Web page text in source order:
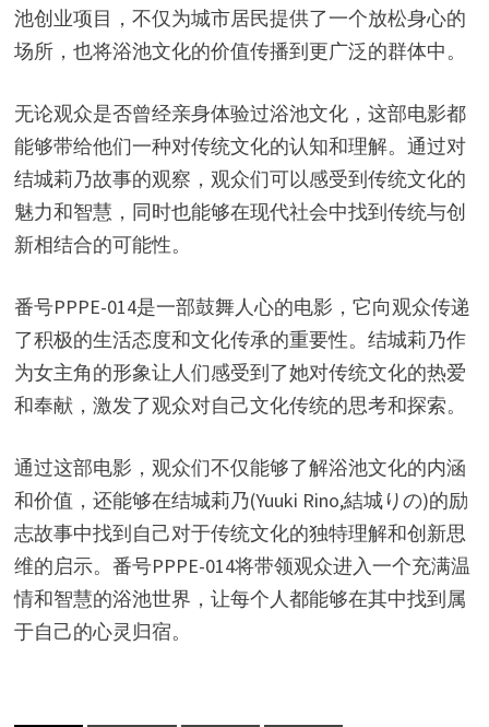
池创业项目，不仅为城市居民提供了一个放松身心的
场所，也将浴池文化的价值传播到更广泛的群体中。
无论观众是否曾经亲身体验过浴池文化，这部电影都
能够带给他们一种对传统文化的认知和理解。通过对
结城莉乃故事的观察，观众们可以感受到传统文化的
魅力和智慧，同时也能够在现代社会中找到传统与创
新相结合的可能性。
番号PPPE-014是一部鼓舞人心的电影，它向观众传递
了积极的生活态度和文化传承的重要性。结城莉乃作
为女主角的形象让人们感受到了她对传统文化的热爱
和奉献，激发了观众对自己文化传统的思考和探索。
通过这部电影，观众们不仅能够了解浴池文化的内涵
和价值，还能够在结城莉乃(Yuuki Rino,結城りの)的励
志故事中找到自己对于传统文化的独特理解和创新思
维的启示。番号PPPE-014将带领观众进入一个充满温
情和智慧的浴池世界，让每个人都能够在其中找到属
于自己的心灵归宿。